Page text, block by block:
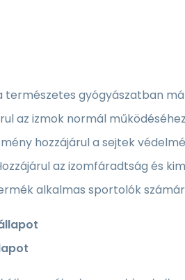
természetes gyógyászatban
az izmok normál
hozzájárul a sejtek
az izomfáradtság és
alkalmas sportolók